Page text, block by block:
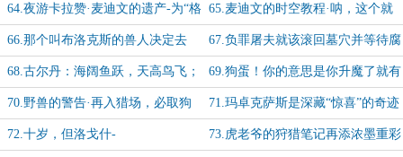
给猫把你们家里最不值钱的垃圾拿出
来！
妖王府-为格尔维斯兄弟加更【1/5】
64.夜游卡拉赞·麦迪文的遗产-为“格
尔维斯”兄弟加更【2/5】
65.麦迪文的时空教程·呐，这个就
叫专业-为格尔维斯兄弟加更【3/5】
66.那个叫布洛克斯的兽人决定去
死-为“格尔维斯”兄弟加更【4/5】
67.负罪屠夫就该滚回墓穴并等待腐
朽-为“格尔维斯”兄弟加更【5/5】
68.古尔丹：海阔鱼跃，天高鸟飞；
哈，大好头颅，谁当斫之？
69.狗蛋！你的意思是你升魔了就有
资格在本座的猎场乱搞？
70.野兽的警告·再入猎场，必取狗
命
71.玛卓克萨斯是深藏“惊喜”的奇迹
之地-加更【1/5】
72.十岁，但洛戈什- 73.虎老爷的狩猎笔记再添浓墨重彩